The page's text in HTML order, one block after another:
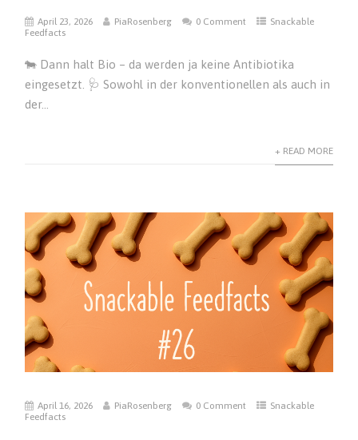
April 23, 2026 PiaRosenberg 0 Comment
Snackable
Feedfacts
🐄 Dann halt Bio – da werden ja keine Antibiotika
eingesetzt. 🩺 Sowohl in der konventionellen als auch in
der...
+ READ MORE
April 16, 2026 PiaRosenberg 0 Comment
Snackable
Feedfacts